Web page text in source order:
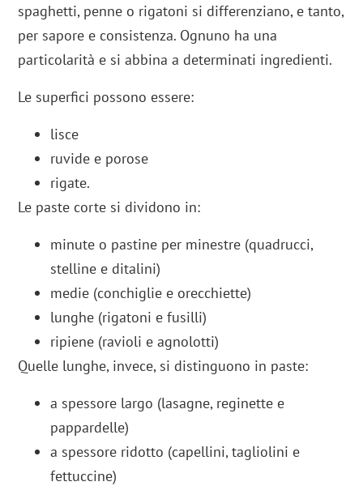
spaghetti, penne o rigatoni si differenziano, e tanto,
per sapore e consistenza. Ognuno ha una
particolarità e si abbina a determinati ingredienti.
Le superfici possono essere:
lisce
ruvide e porose
rigate.
Le paste corte si dividono in:
minute o pastine per minestre (quadrucci,
stelline e ditalini)
medie (conchiglie e orecchiette)
lunghe (rigatoni e fusilli)
ripiene (ravioli e agnolotti)
Quelle lunghe, invece, si distinguono in paste:
a spessore largo (lasagne, reginette e
pappardelle)
a spessore ridotto (capellini, tagliolini e
fettuccine)